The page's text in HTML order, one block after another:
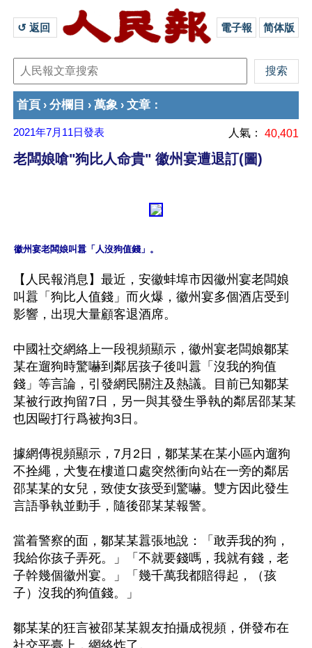
↺ 返回 電子報 简体版
首頁 › 分欄目 › 萬象 › 文章 ：
2021年7月11日發表 人氣： 40,401
老闆娘嗆"狗比人命貴" 徽州宴遭退訂(圖)
【人民報消息】最近，安徽蚌埠市因徽州宴老闆娘
叫囂「狗比人值錢」而火爆，徽州宴多個酒店受到
影響，出現大量顧客退酒席。
中國社交網絡上一段視頻顯示，徽州宴老闆娘鄒某
某在遛狗時驚嚇到鄰居孩子後叫囂「沒我的狗值
錢」等言論，引發網民關注及熱議。目前已知鄒某
某被行政拘留7日，另一與其發生爭執的鄰居邵某某
也因毆打行爲被拘3日。
據網傳視頻顯示，7月2日，鄒某某在某小區內遛狗
不拴繩，犬隻在樓道口處突然衝向站在一旁的鄰居
邵某某的女兒，致使女孩受到驚嚇。雙方因此發生
言語爭執並動手，隨後邵某某報警。
當着警察的面，鄒某某囂張地說：「敢弄我的狗，
我給你孩子弄死。」「不就要錢嗎，我就有錢，老
子幹幾個徽州宴。」「幾千萬我都賠得起，（孩
子）沒我的狗值錢。」
鄒某某的狂言被邵某某親友拍攝成視頻，併發布在
社交平臺上，網絡炸了。